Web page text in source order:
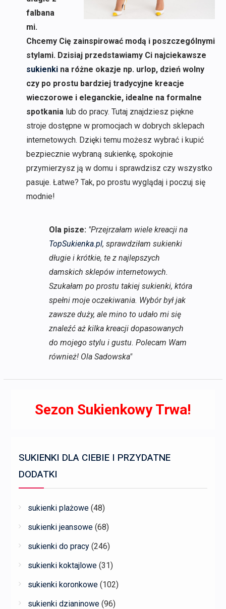
falbana
mi.
Chcemy Cię zainspirować modą i poszczególnymi
stylami. Dzisiaj przedstawiamy Ci najciekawsze
sukienkina różne okazje np. urlop, dzień wolny
czy po prostu bardziej tradycyjne kreacje
wieczorowe i eleganckie, idealne na formalne
spotkania lub do pracy. Tutaj znajdziesz piękne
stroje dostępne w promocjach w dobrych sklepach
internetowych. Dzięki temu możesz wybrać i kupić
bezpiecznie wybraną sukienkę, spokojnie
przymierzysz ją w domu i sprawdzisz czy wszystko
pasuje. Łatwe? Tak, po prostu wyglądaj i poczuj się
modnie!
Ola pisze: "Przejrzałam wiele kreacji na
TopSukienka.pl, sprawdziłam sukienki
długie i krótkie, te z najlepszych
damskich sklepów internetowych.
Szukałam po prostu takiej sukienki, która
spełni moje oczekiwania. Wybór był jak
zawsze duży, ale mino to udało mi się
znaleźć aż kilka kreacji dopasowanych
do mojego stylu i gustu. Polecam Wam
również! Ola Sadowska"
Sezon Sukienkowy Trwa!
SUKIENKI DLA CIEBIE I PRZYDATNE
DODATKI
sukienki plażowe (48)
sukienki jeansowe (68)
sukienki do pracy (246)
sukienki koktajlowe (31)
sukienki koronkowe (102)
sukienki dzianinowe (96)